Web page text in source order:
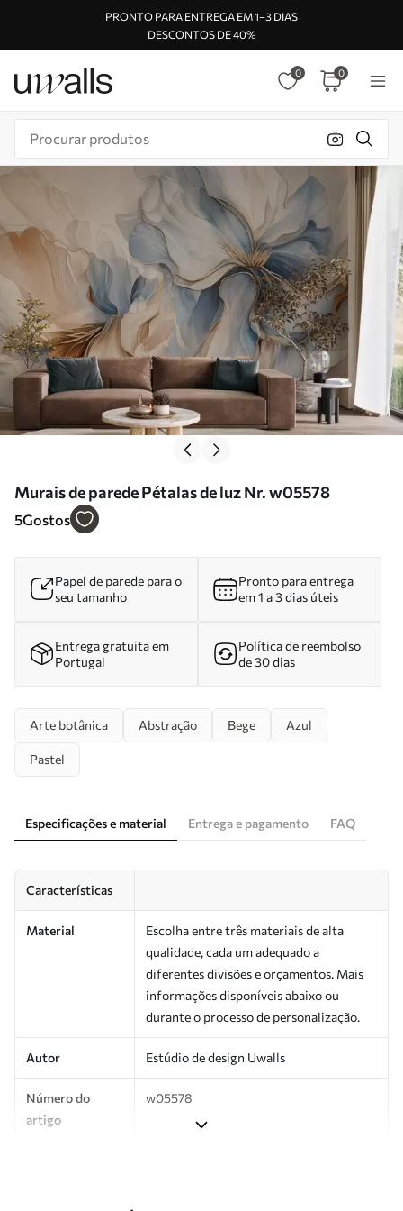
PRONTO PARA ENTREGA EM 1–3 DIAS
DESCONTOS DE 40%
0 0
Murais de parede Pétalas de luz Nr. w05578
5Gostos
Papel de parede para o
seu tamanho
Pronto para entrega
em 1 a 3 dias úteis
Entrega gratuita em
Portugal
Política de reembolso
de 30 dias
Arte botânica Abstração Bege Azul
Pastel
Especificações e material Entrega e pagamento FAQ
Características
Material
Escolha entre três materiais de alta
qualidade, cada um adequado a
diferentes divisões e orçamentos. Mais
informações disponíveis abaixo ou
durante o processo de personalização.
Autor Estúdio de design Uwalls
Número do
artigo
w05578